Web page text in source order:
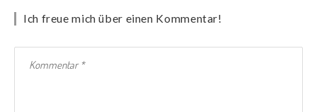
Ich freue mich über einen Kommentar!